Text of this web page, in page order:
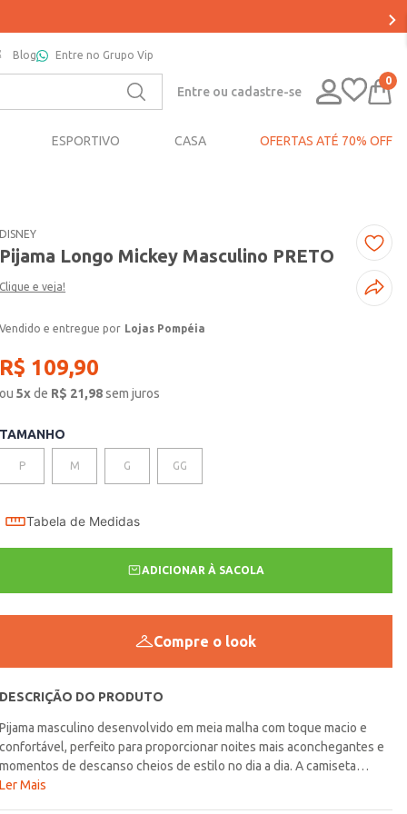
Blog Entre no Grupo Vip
Entre ou cadastre-se
0
ESPORTIVO CASA OFERTAS ATÉ 70% OFF
DISNEY
Pijama Longo Mickey Masculino PRETO
Clique e veja!
Lojas Pompéia
R$ 109,90
ou5xde R$ 21,98sem juros
TAMANHO
P M G GG
Tabela de Medidas
ADICIONAR À SACOLA
Compre o look
DESCRIÇÃO DO PRODUTO
Pijama masculino desenvolvido em meia malha com toque macio e
confortável, perfeito para proporcionar noites mais aconchegantes e
momentos de descanso cheios de estilo no dia a dia. A camiseta
possui gola redonda com reforço interno, mangas longas e
Ler Mais